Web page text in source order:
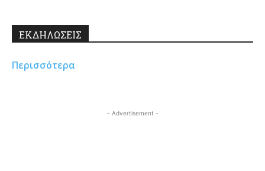
ΕΚΔΗΛΩΣΕΙΣ
Περισσότερα
- Advertisement -